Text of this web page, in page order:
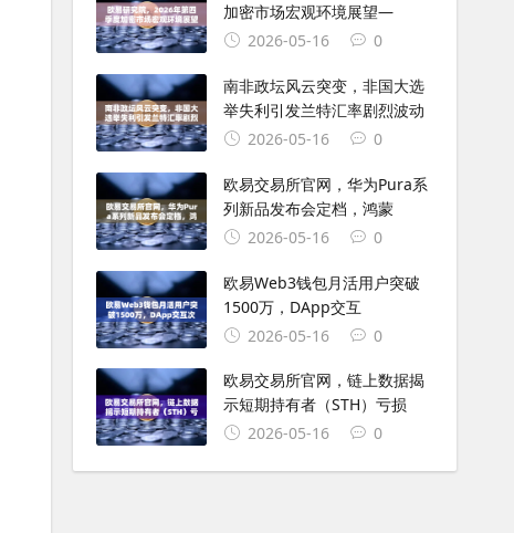
加密市场宏观环境展望—
2026-05-16
0
南非政坛风云突变，非国大选
举失利引发兰特汇率剧烈波动
2026-05-16
0
欧易交易所官网，华为Pura系
列新品发布会定档，鸿蒙
2026-05-16
0
欧易Web3钱包月活用户突破
1500万，DApp交互
2026-05-16
0
欧易交易所官网，链上数据揭
示短期持有者（STH）亏损
2026-05-16
0